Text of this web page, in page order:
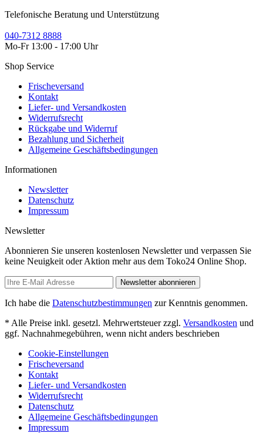
Telefonische Beratung und Unterstützung
040-7312 8888
Mo-Fr 13:00 - 17:00 Uhr
Shop Service
Frischeversand
Kontakt
Liefer- und Versandkosten
Widerrufsrecht
Rückgabe und Widerruf
Bezahlung und Sicherheit
Allgemeine Geschäftsbedingungen
Informationen
Newsletter
Datenschutz
Impressum
Newsletter
Abonnieren Sie unseren kostenlosen Newsletter und verpassen Sie
keine Neuigkeit oder Aktion mehr aus dem Toko24 Online Shop.
Newsletter abonnieren
Ich habe die Datenschutzbestimmungen zur Kenntnis genommen.
* Alle Preise inkl. gesetzl. Mehrwertsteuer zzgl. Versandkosten und
ggf. Nachnahmegebühren, wenn nicht anders beschrieben
Cookie-Einstellungen
Frischeversand
Kontakt
Liefer- und Versandkosten
Widerrufsrecht
Datenschutz
Allgemeine Geschäftsbedingungen
Impressum